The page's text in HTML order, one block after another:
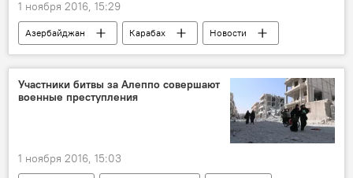
1 ноября 2016, 15:29
Азербайджан Карабах
Новости
Министерство обороны АР
Обстрел
Провокация
Октябрь
Режим прекращения огня
Участники битвы за Алеппо совершают
военные преступления
1 ноября 2016, 15:03